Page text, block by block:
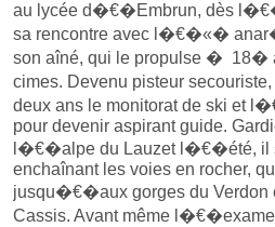
au lycée d�€�Embrun, dès
sa rencontre avec l�€�«�
son aîné, qui le propulse � 18�
cimes. Devenu pisteur
deux ans le monitorat de ski et
pour devenir aspirant guide.
l�€�alpe du Lauzet l�€�été,
enchaînant les voies en rocher,
jusqu�€�aux gorges du Verdon
Cassis. Avant même